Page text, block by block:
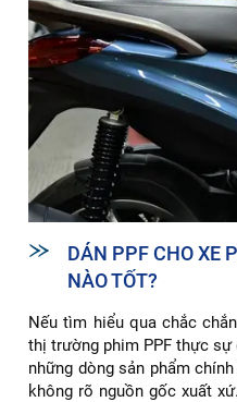
DÁN PPF CHO XE
NÀO TỐT?
Nếu tìm hiểu qua chắc
thị trường phim PPF thực sự
những dòng sản phẩm
không rõ nguồn gốc xuất